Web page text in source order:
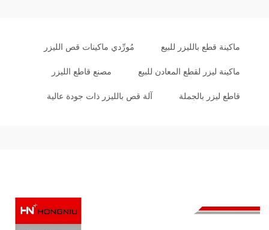
ماكينة قطع بالليزر للبيع مُورِّدي ماكينات قص الليزر
ماكينة ليزر لقطع المعادن للبيع مصنع قاطع الليزر
قاطع ليزر بالجملة آلة قص بالليزر ذات جودة عالية